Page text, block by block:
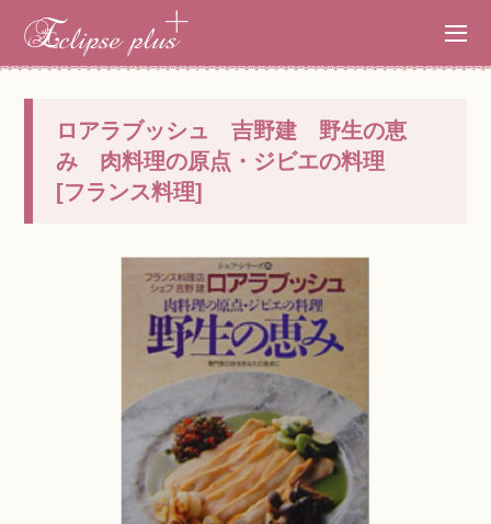
ロアラブッシュ 吉野建 野生の恵
み 肉料理の原点・ジビエの料理
[フランス料理]